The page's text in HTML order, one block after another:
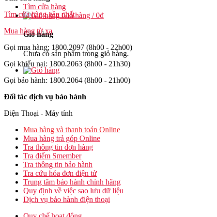
Tìm cửa hàng
Giỏ hàng /0₫
Giỏ hàng
Chưa có sản phẩm trong giỏ hàng.
Tìm cửa hàng gần nhất
Mua hàng từ xa
Gọi mua hàng: 1800.2097 (8h00 - 22h00)
Gọi khiếu nại: 1800.2063 (8h00 - 21h30)
Gọi bảo hành: 1800.2064 (8h00 - 21h00)
Đối tác dịch vụ bảo hành
Điện Thoại - Máy tính
Mua hàng và thanh toán Online
Mua hàng trả góp Online
Tra thông tin đơn hàng
Tra điểm Smember
Tra thông tin bảo hành
Tra cứu hóa đơn điện tử
Trung tâm bảo hành chính hãng
Quy định về việc sao lưu dữ liệu
Dịch vụ bảo hành điện thoại